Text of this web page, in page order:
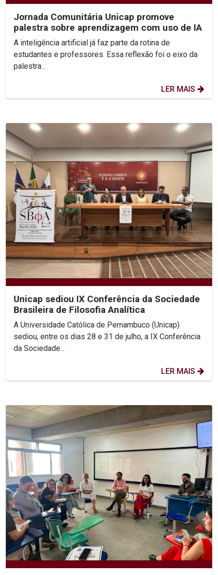
Jornada Comunitária Unicap promove
palestra sobre aprendizagem com uso de IA
A inteligência artificial já faz parte da rotina de
estudantes e professores. Essa reflexão foi o eixo da
palestra...
LER MAIS
Unicap sediou IX Conferência da Sociedade
Brasileira de Filosofia Analítica
A Universidade Católica de Pernambuco (Unicap)
sediou, entre os dias 28 e 31 de julho, a IX Conferência
da Sociedade...
LER MAIS